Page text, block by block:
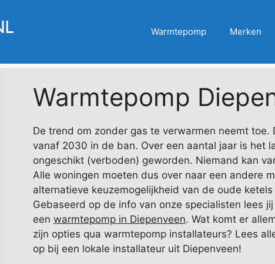
Warmtepomp Merken
Warmtepomp
De trend om zonder gas te verwarmen neemt
vanaf 2030 in de ban. Over een aantal jaar is het
ongeschikt (verboden) geworden. Niemand kan
Alle woningen moeten dus over naar een andere
alternatieve keuzemogelijkheid van de oude
Gebaseerd op de info van onze specialisten lees
een warmtepomp in Diepenveen. Wat komt er
zijn opties qua warmtepomp installateurs? Lees
op bij een lokale installateur uit Diepenveen!